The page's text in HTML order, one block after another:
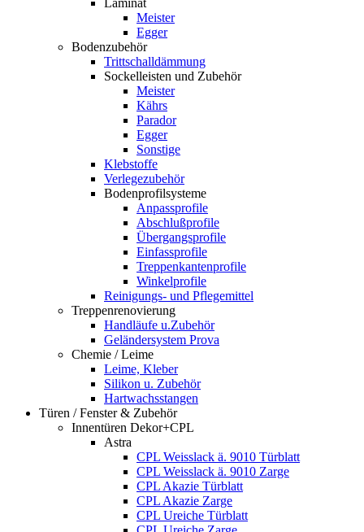
Laminat
Meister
Egger
Bodenzubehör
Trittschalldämmung
Sockelleisten und Zubehör
Meister
Kährs
Parador
Egger
Sonstige
Klebstoffe
Verlegezubehör
Bodenprofilsysteme
Anpassprofile
Abschlußprofile
Übergangsprofile
Einfassprofile
Treppenkantenprofile
Winkelprofile
Reinigungs- und Pflegemittel
Treppenrenovierung
Handläufe u.Zubehör
Geländersystem Prova
Chemie / Leime
Leime, Kleber
Silikon u. Zubehör
Hartwachsstangen
Türen / Fenster & Zubehör
Innentüren Dekor+CPL
Astra
CPL Weisslack ä. 9010 Türblatt
CPL Weisslack ä. 9010 Zarge
CPL Akazie Türblatt
CPL Akazie Zarge
CPL Ureiche Türblatt